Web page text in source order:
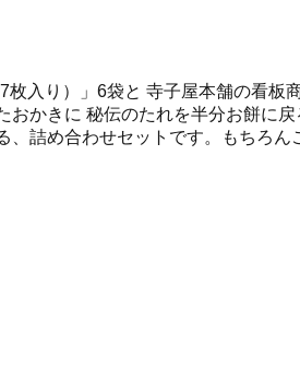
入り）」6袋と 寺子屋本舗の看
かきに 秘伝のたれを半分お餅に
詰め合わせセットです。もちろん